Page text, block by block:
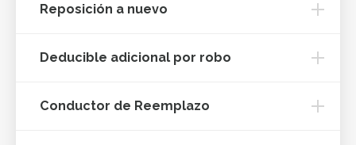
Reposición a nuevo
Deducible adicional por robo
Conductor de Reemplazo